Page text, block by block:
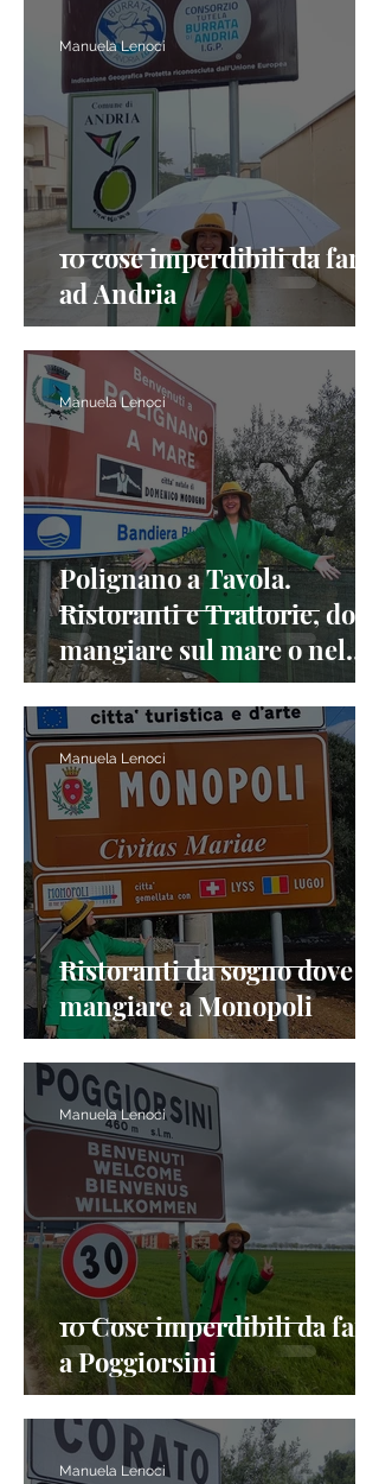
10 cose imperdibili da fare
ad Andria
Manuela Lenoci
Polignano a Tavola.
Ristoranti e Trattorie, dove
mangiare sul mare o nel
centro storico
Manuela Lenoci
Ristoranti da sogno dove
mangiare a Monopoli
Manuela Lenoci
10 Cose imperdibili da fare
a Poggiorsini
Manuela Lenoci
Manuela Lenoci